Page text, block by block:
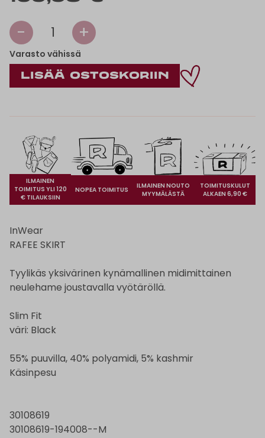
- 1 +
Varasto vähissä
ILMAINEN
TOIMITUS YLI 120
€ TILAUKSIIN
NOPEA TOIMITUS
ILMAINEN NOUTO
MYYMÄLÄSTÄ
TOIMITUSKULUT
ALKAEN 6,90 €
InWear
RAFEE SKIRT
Tyylikäs yksivärinen kynämallinen midimittainen
neulehame joustavalla vyötäröllä.
Slim Fit
väri: Black
55% puuvilla, 40% polyamidi, 5% kashmir
Käsinpesu
30108619
30108619-194008--M